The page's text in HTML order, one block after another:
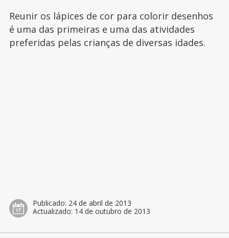
Reunir os lápices de cor para colorir desenhos
é uma das primeiras e uma das atividades
preferidas pelas crianças de diversas idades.
Publicado: 24 de abril de 2013
Actualizado: 14 de outubro de 2013